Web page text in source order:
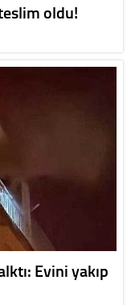
oldu!
Evini yakıp